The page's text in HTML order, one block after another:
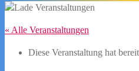
« Alle Veranstaltungen
Diese Veranstaltung hat